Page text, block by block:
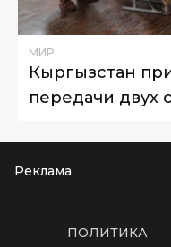
МИР
Кыргызстан
передачи двух
Реклама
ПОЛИТИКА